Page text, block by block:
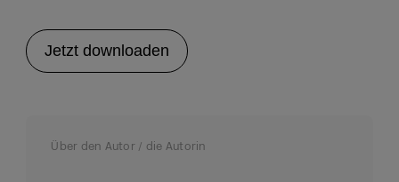
Jetzt downloaden
Über den Autor / die Autorin